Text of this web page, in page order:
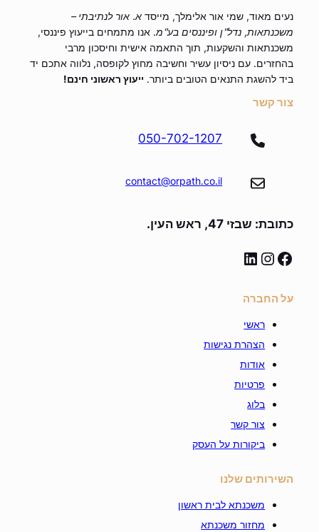
נעים מאוד, שמי אור אלימלך, מייסד א. אור לנתיבתי –
משכנתאות, נדל"ן ופיננסים בע"מ. אנו מתמחים בייעוץ פיננסי,
משכנתאות והשקעות, תוך התאמה אישית וחיסכון מרבי
בהחזרים. עם ניסיון עשיר וחשיבה מחוץ לקופסה, נלווה אתכם יד
ביד להשגת התנאים הטובים ביותר. ייעוץ ראשוני חינם!
צור קשר
050-702-1207
contact@orpath.co.il
כתובת: שבזי 47, ראש העין.
facebook
instagram
linkedin
על החברה
ראשי
הצהרת נגישות
אודות
פרטיות
בלוג
צור קשר
ביקורות על העסק
השירותים שלנו
משכנתא לבית ראשון
מחזור משכנתא